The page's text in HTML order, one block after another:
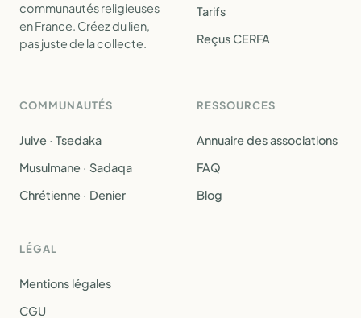
communautés religieuses
en France. Créez du lien,
pas juste de la collecte.
Tarifs
Reçus CERFA
COMMUNAUTÉS
Juive · Tsedaka
Musulmane · Sadaqa
Chrétienne · Denier
RESSOURCES
Annuaire des associations
FAQ
Blog
LÉGAL
Mentions légales
CGU